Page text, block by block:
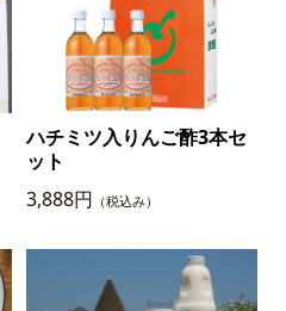
ハチミツ入りんご酢3本セ
ット
3,888円 （税込み）